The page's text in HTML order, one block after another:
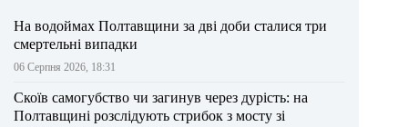
На водоймах Полтавщини за дві доби сталися три
смертельні випадки
06 Серпня 2026, 18:31
Скоїв самогубство чи загинув через дурість: на
Полтавщині розслідують стрибок з мосту зі